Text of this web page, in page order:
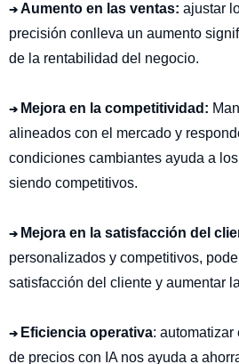
➔ Aumento en las ventas: ajustar
precisión conlleva un aumento
de la rentabilidad del negocio.
➔ Mejora en la competitividad:
alineados con el mercado y
condiciones cambiantes ayuda a
siendo competitivos.
➔ Mejora en la satisfacción del
personalizados y competitivos,
satisfacción del cliente y aumentar
➔ Eficiencia operativa: automatizar
de precios con IA nos ayuda a